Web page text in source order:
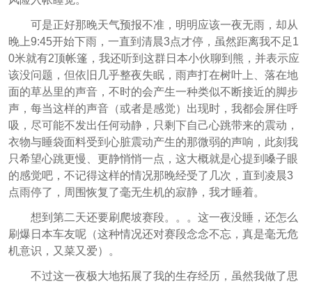
可是正好那晚天气预报不准，明明应该一夜无雨，却从
晚上9:45开始下雨，一直到清晨3点才停，虽然距离我不足1
0米就有2顶帐篷，我还听到这群日本小伙聊到熊，并表示应
该没问题，但依旧几乎整夜失眠，雨声打在树叶上、落在地
面的草丛里的声音，不时的会产生一种类似不断接近的脚步
声，每当这样的声音（或者是感觉）出现时，我都会屏住呼
吸，尽可能不发出任何动静，只剩下自己心跳带来的震动，
衣物与睡袋面料受到心脏震动产生的那微弱的声响，此刻我
只希望心跳更慢、更静悄悄一点，这大概就是心提到嗓子眼
的感觉吧，不记得这样的情况那晚经受了几次，直到凌晨3
点雨停了，周围恢复了毫无生机的寂静，我才睡着。
想到第二天还要刷爬坡赛段。。。这一夜没睡，还怎么
刷爆日本车友呢（这种情况还对赛段念念不忘，真是毫无危
机意识，又菜又爱）。
不过这一夜极大地拓展了我的生存经历，虽然我做了思